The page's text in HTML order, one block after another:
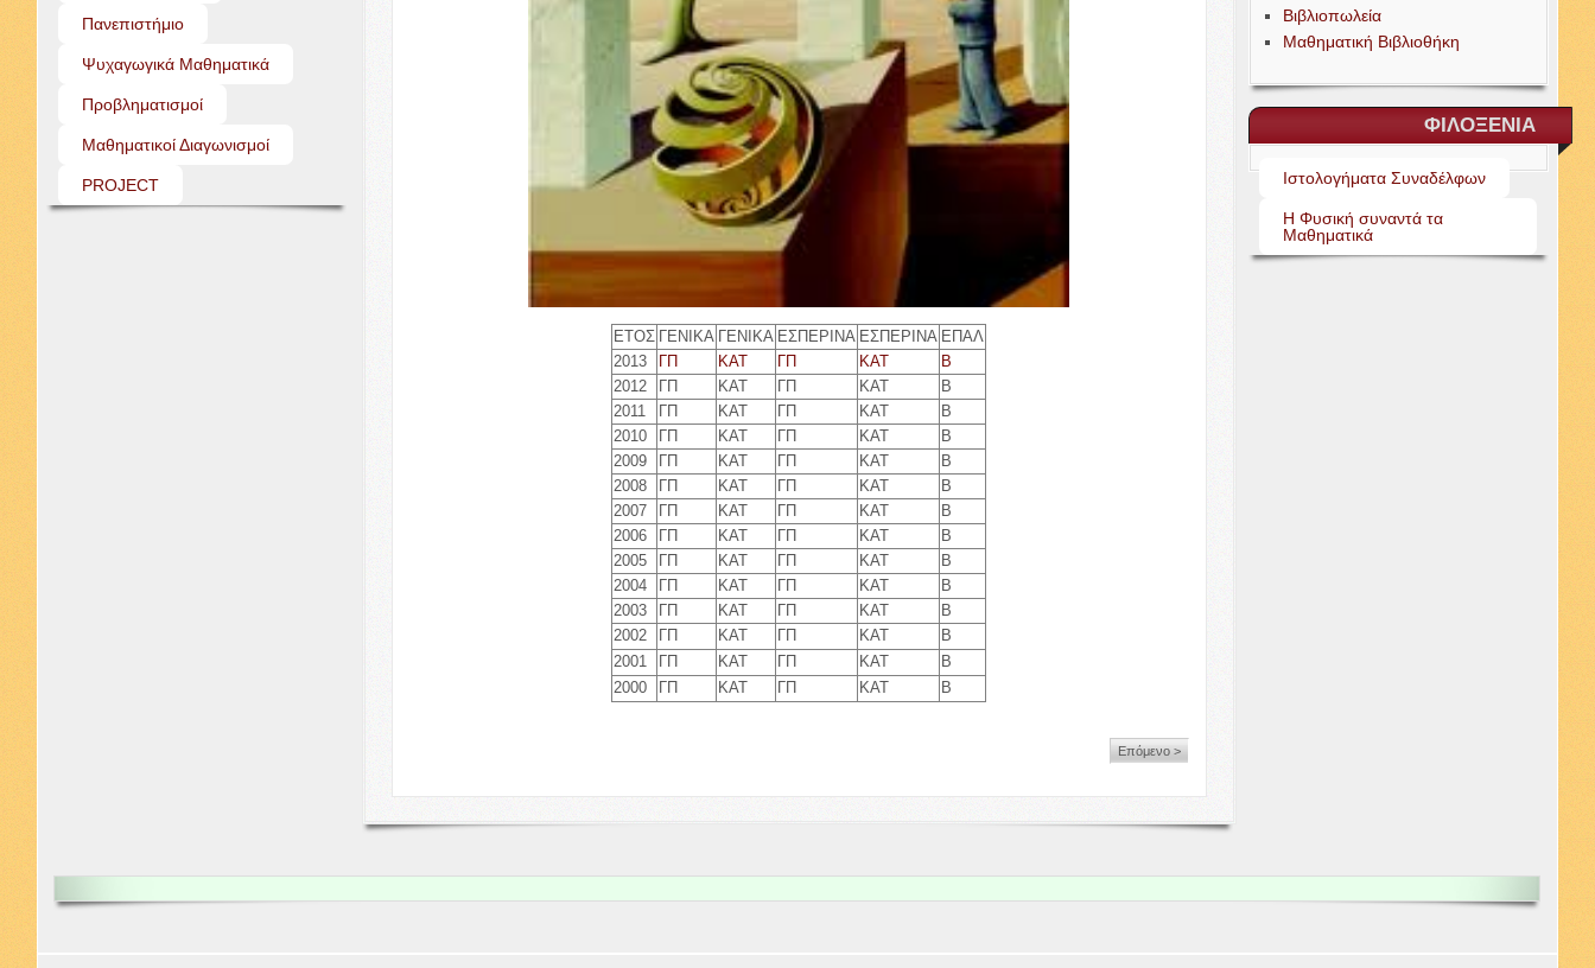
Πανεπιστήμιο
Ψυχαγωγικά Μαθηματικά
Προβληματισμοί
Μαθηματικοί Διαγωνισμοί
PROJECT
ΕΤΟΣ ΓΕΝΙΚΑ ΓΕΝΙΚΑ ΕΣΠΕΡΙΝΑ ΕΣΠΕΡΙΝΑ ΕΠΑΛ
2013
ΓΠ ΚΑΤ ΓΠ ΚΑΤ
Β
2012
ΓΠ ΚΑΤ ΓΠ ΚΑΤ
Β
2011
ΓΠ ΚΑΤ ΓΠ ΚΑΤ
Β
2010
ΓΠ ΚΑΤ ΓΠ ΚΑΤ
Β
2009
ΓΠ ΚΑΤ ΓΠ ΚΑΤ
Β
2008
ΓΠ ΚΑΤ ΓΠ ΚΑΤ
Β
2007
ΓΠ ΚΑΤ ΓΠ ΚΑΤ
Β
2006
ΓΠ ΚΑΤ ΓΠ ΚΑΤ
Β
2005
ΓΠ ΚΑΤ ΓΠ ΚΑΤ
Β
2004
ΓΠ ΚΑΤ ΓΠ ΚΑΤ
Β
2003
ΓΠ ΚΑΤ ΓΠ ΚΑΤ
Β
2002
ΓΠ ΚΑΤ ΓΠ ΚΑΤ
Β
2001
ΓΠ ΚΑΤ ΓΠ ΚΑΤ
Β
2000
ΓΠ ΚΑΤ ΓΠ ΚΑΤ Β
Επόμενο >
Βιβλιοπωλεία
Μαθηματική Βιβλιοθήκη
ΦΙΛΟΞΕΝΙΑ
Ιστολογήματα Συναδέλφων
Η Φυσική συναντά τα
Μαθηματικά